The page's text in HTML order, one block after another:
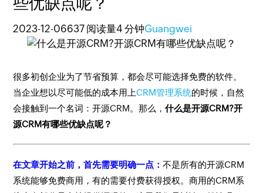
2023-12-06637 阅读量4 分钟Guangwei
很多初创企业为了节省预算，都会尽可能选择免费的软件。
当企业想以尽可能低的成本用上CRM管理系统的时候，自然
会接触到一个名词：开源CRM。那么，什么是开源CRM?开
源CRM有哪些优缺点呢？
在文章开始之前，首先需要明确一点：不是所有的开源CRM
系统能够免费商用，有的需要付费获得授权。商用的CRM系